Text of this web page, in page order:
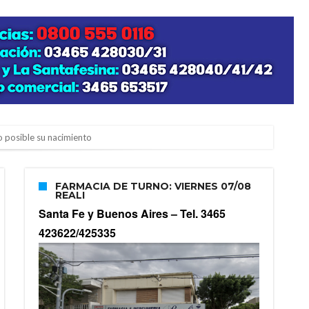
posible su nacimiento
FARMACIA DE TURNO: VIERNES 07/08
REALI
Santa Fe y Buenos Aires –Tel. 3465
423622/425335